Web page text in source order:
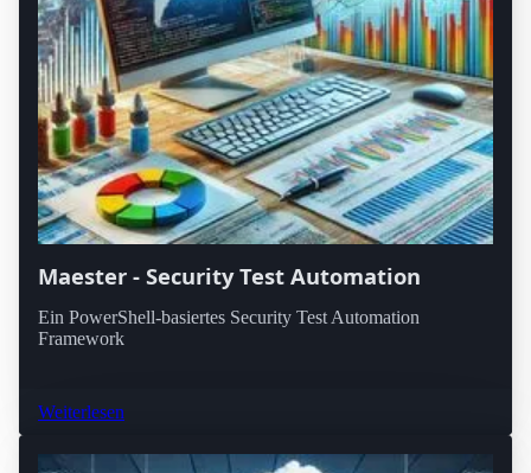
Maester - Security Test Automation
Ein PowerShell-basiertes Security Test Automation
Framework
Weiterlesen